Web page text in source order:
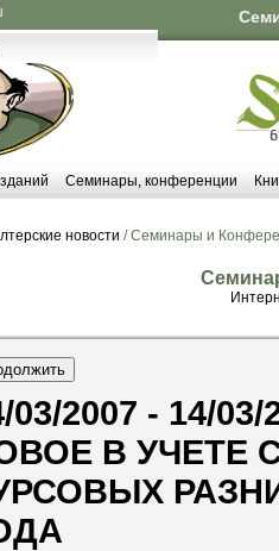
Семинары, конференции
новости / Семинары и
03/2007 - 14/03/
В УЧЕТЕ